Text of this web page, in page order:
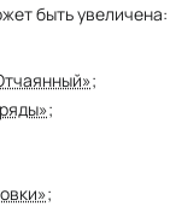
быть увеличена:
;
;
;